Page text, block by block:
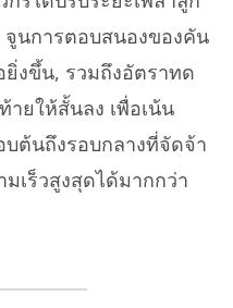
จูนการตอบสนองของคัน
งขึ้น, รวมถึงอัตราทด
ายให้สั้นลง เพื่อเน้น
บต้นถึงรอบกลางที่จัดจ้า
เร็วสูงสุดได้มากกว่า